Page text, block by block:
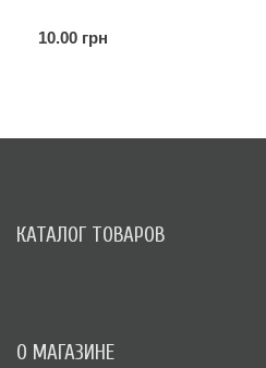
10.00 грн
КАТАЛОГ ТОВАРОВ
О МАГАЗИНЕ